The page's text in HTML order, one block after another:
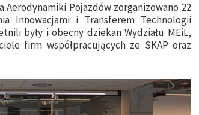
Pojazdów zorganizowano 22
Innowacjami i Transferem Technologii
były i obecny dziekan Wydziału MEiL,
firm współpracujących ze SKAP oraz